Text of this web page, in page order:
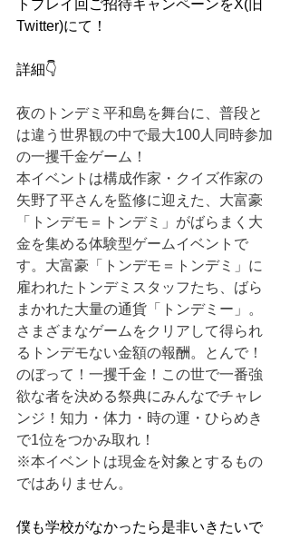
トプレイ回ご招待キャンペーンをX(旧
Twitter)にて！
詳細👇
夜のトンデミ平和島を舞台に、普段と
は違う世界観の中で最大100人同時参加
の一攫千金ゲーム！
本イベントは構成作家・クイズ作家の
矢野了平さんを監修に迎えた、大富豪
「トンデモ＝トンデミ」がばらまく大
金を集める体験型ゲームイベントで
す。大富豪「トンデモ＝トンデミ」に
雇われたトンデミスタッフたち、ばら
まかれた大量の通貨「トンデミー」。
さまざまなゲームをクリアして得られ
るトンデモない金額の報酬。とんで！
のぼって！一攫千金！この世で一番強
欲な者を決める祭典にみんなでチャレ
ンジ！知力・体力・時の運・ひらめき
で1位をつかみ取れ！
※本イベントは現金を対象とするもの
ではありません。
僕も学校がなかったら是非いきたいで